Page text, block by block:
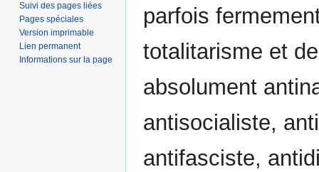
parfois
totalitarisme et
absolument
antisocialiste,
antifasciste,
Suivi des pages liées
Pages spéciales
Version imprimable
Lien permanent
Informations sur la page